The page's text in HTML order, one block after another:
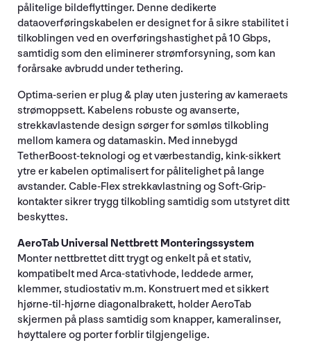
pålitelige bildeflyttinger. Denne dedikerte
dataoverføringskabelen er designet for å sikre stabilitet i
tilkoblingen ved en overføringshastighet på 10 Gbps,
samtidig som den eliminerer strømforsyning, som kan
forårsake avbrudd under tethering.
Optima-serien er plug & play uten justering av kameraets
strømoppsett. Kabelens robuste og avanserte,
strekkavlastende design sørger for sømløs tilkobling
mellom kamera og datamaskin. Med innebygd
TetherBoost-teknologi og et værbestandig, kink-sikkert
ytre er kabelen optimalisert for pålitelighet på lange
avstander. Cable-Flex strekkavlastning og Soft-Grip-
kontakter sikrer trygg tilkobling samtidig som utstyret ditt
beskyttes.
AeroTab Universal Nettbrett Monteringssystem
Monter nettbrettet ditt trygt og enkelt på et stativ,
kompatibelt med Arca-stativhode, leddede armer,
klemmer, studiostativ m.m. Konstruert med et sikkert
hjørne-til-hjørne diagonalbrakett, holder AeroTab
skjermen på plass samtidig som knapper, kameralinser,
høyttalere og porter forblir tilgjengelige.